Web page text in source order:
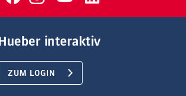
Hueber interaktiv
ZUM LOGIN